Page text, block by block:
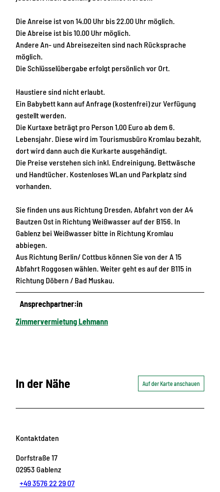
Die Anreise ist von 14.00 Uhr bis 22.00 Uhr möglich.
Die Abreise ist bis 10.00 Uhr möglich.
Andere An- und Abreisezeiten sind nach Rücksprache
möglich.
Die Schlüsselübergabe erfolgt persönlich vor Ort.
Haustiere sind nicht erlaubt.
Ein Babybett kann auf Anfrage (kostenfrei) zur Verfügung
gestellt werden.
Die Kurtaxe beträgt pro Person 1,00 Euro ab dem 6.
Lebensjahr. Diese wird im Tourismusbüro Kromlau bezahlt,
dort wird dann auch die Kurkarte ausgehändigt.
Die Preise verstehen sich inkl. Endreinigung, Bettwäsche
und Handtücher. Kostenloses WLan und Parkplatz sind
vorhanden.
Sie finden uns aus Richtung Dresden, Abfahrt von der A4
Bautzen Ost in Richtung Weißwasser auf der B156. In
Gablenz bei Weißwasser bitte in Richtung Kromlau
abbiegen.
Aus Richtung Berlin/ Cottbus können Sie von der A 15
Abfahrt Roggosen wählen. Weiter geht es auf der B115 in
Richtung Döbern / Bad Muskau.
Ansprechpartner:in
Zimmervermietung Lehmann
In der Nähe Auf der Karte anschauen
Kontaktdaten
Dorfstraße 17
02953 Gablenz
+49 3576 22 29 07